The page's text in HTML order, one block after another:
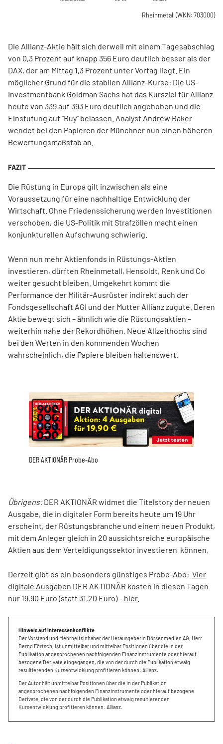
Rheinmetall (WKN: 703000)
Die Allianz-Aktie hält sich derweil mit einem Tagesabschlag
von 0,3 Prozent auf knapp 356 Euro deutlich besser als der
DAX, der am Mittag 1,3 Prozent unter Vortag liegt. Ein
möglicher Grund für die stabilen Allianz-Kurse: Die US-
Investmentbank Goldman Sachs hat das Kursziel für Allianz
heute von 339 auf 393 Euro deutlich angehoben und die
Einstufung auf "Buy" belassen. Analyst Andrew Baker
wendet bei den Papieren der Münchner nun einen höheren
Bewertungsmaßstab an.
Die Rüstung in Europa gilt inzwischen als eine
Voraussetzung für eine nachhaltige Entwicklung der
Wirtschaft. Ohne Friedenssicherung werden Investitionen
verschoben, die US-Politik mit Strafzöllen macht einen
konjunkturellen Aufschwung schwierig.
Wenn nun mehr Aktienfonds in Rüstungs-Aktien
investieren, dürften Rheinmetall, Hensoldt, Renk und Co
weiter gesucht bleiben. Umgekehrt kommt die
Performance der Militär-Ausrüster indirekt auch der
Fondsgesellschaft AGI und der Mutter Allianz zugute. Deren
Aktie bewegt sich – ähnlich wie die Rüstungsaktien –
weiterhin nahe der Rekordhöhen. Neue Allzeithochs sind
bei den Werten in den kommenden Wochen
wahrscheinlich, die Papiere bleiben haltenswert.
DER AKTIONÄR Probe-Abo
Übrigens:DER AKTIONÄR widmet die Titelstory der neuen
Ausgabe, die in digitaler Form bereits heute um 19 Uhr
erscheint, der Rüstungsbranche und einem neuen Produkt,
mit dem Anleger gleich in 20 aussichtsreiche europäische
Aktien aus dem Verteidigungssektor investieren können.
Derzeit gibt es ein besonders günstiges Probe-Abo: Vier
digitale Ausgaben DER AKTIONÄR kosten in diesen Tagen
nur 19,90 Euro (statt 31,20 Euro) – hier.
Hinweis auf Interessenkonflikte
Der Vorstand und Mehrheitsinhaber der Herausgeberin Börsenmedien AG, Herr
Bernd Förtsch, ist unmittelbar und mittelbar Positionen über die in der
Publikation angesprochenen nachfolgenden Finanzinstrumente oder hierauf
bezogene Derivate eingegangen, die von der durch die Publikation etwaig
resultierenden Kursentwicklung profitieren können: Allianz.
Der Autor hält unmittelbar Positionen über die in der Publikation
angesprochenen nachfolgenden Finanzinstrumente oder hierauf bezogene
Derivate, die von der durch die Publikation etwaig resultierenden
Kursentwicklung profitieren können: Allianz.